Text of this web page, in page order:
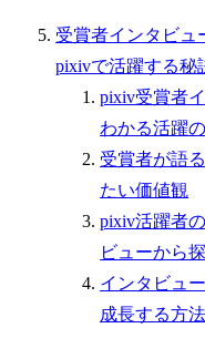
受賞者インタビュ
pixivで活躍する秘
pixiv受賞者
わかる活躍
受賞者が語
たい価値観
pixiv活躍者
ビューから
インタビュ
成長する方法